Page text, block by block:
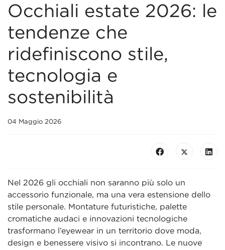
Occhiali estate 2026: le
tendenze che
ridefiniscono stile,
tecnologia e
sostenibilità
04 Maggio 2026
Nel 2026 gli occhiali non saranno più solo un
accessorio funzionale, ma una vera estensione dello
stile personale. Montature futuristiche, palette
cromatiche audaci e innovazioni tecnologiche
trasformano l’eyewear in un territorio dove moda,
design e benessere visivo si incontrano. Le nuove